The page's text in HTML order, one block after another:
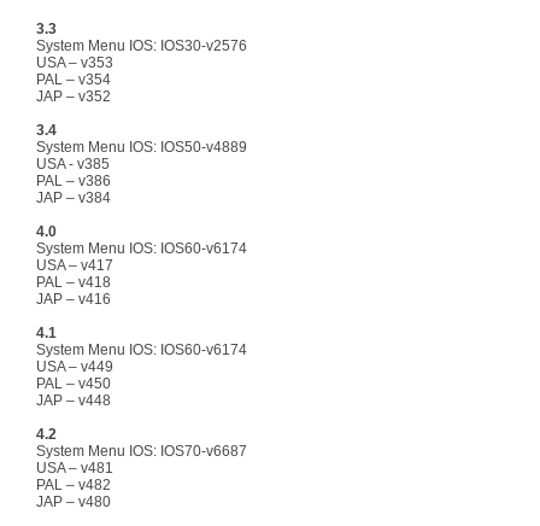
3.3
System Menu IOS: IOS30-v2576
USA – v353
PAL – v354
JAP – v352
3.4
System Menu IOS: IOS50-v4889
USA - v385
PAL – v386
JAP – v384
4.0
System Menu IOS: IOS60-v6174
USA – v417
PAL – v418
JAP – v416
4.1
System Menu IOS: IOS60-v6174
USA – v449
PAL – v450
JAP – v448
4.2
System Menu IOS: IOS70-v6687
USA – v481
PAL – v482
JAP – v480